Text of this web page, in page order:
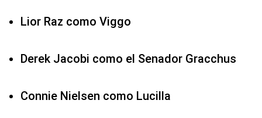
Lior Raz como Viggo
Derek Jacobi como el Senador Gracchus
Connie Nielsen como Lucilla